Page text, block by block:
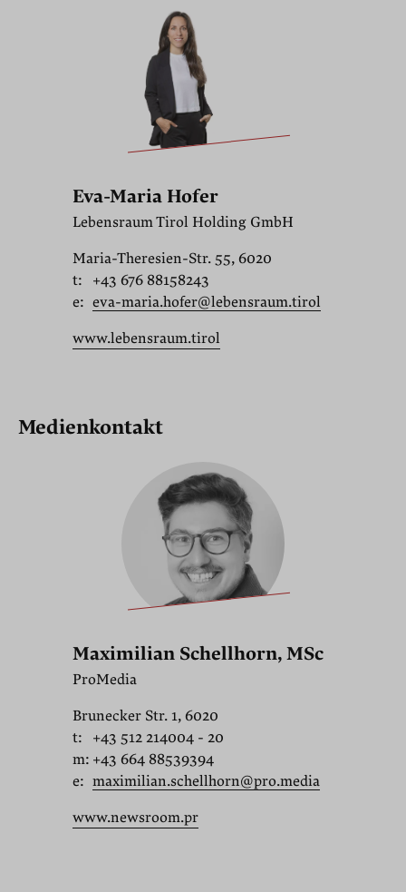
Eva-Maria Hofer
Lebensraum Tirol Holding GmbH
Maria-Theresien-Str. 55, 6020
t:
+43 676 88158243
e: eva-maria.hofer@lebensraum.tirol
www.lebensraum.tirol
Medienkontakt
Maximilian Schellhorn, MSc
ProMedia
Brunecker Str. 1, 6020
t:
+43 512 214004 - 20
m: +43 664 88539394
e: maximilian.schellhorn@pro.media
www.newsroom.pr